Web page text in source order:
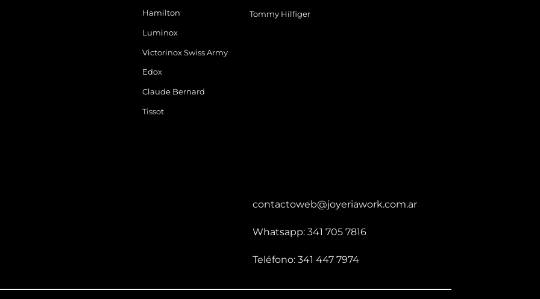
Hamilton
Luminox
Victorinox Swiss Army
Edox
Claude Bernard
Tissot
Tommy Hilfiger
contactoweb@joyeriawork.com.ar
Whatsapp: 341 705 7816
Teléfono: 341 447 7974